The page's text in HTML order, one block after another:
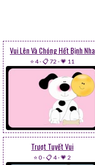
Vui Lên Và Chóng Hết Bịnh Nha
⭐ 4-📋 72 -💗 11
Trượt Tuyết Vui
⭐ 0-📋 4-💗 2